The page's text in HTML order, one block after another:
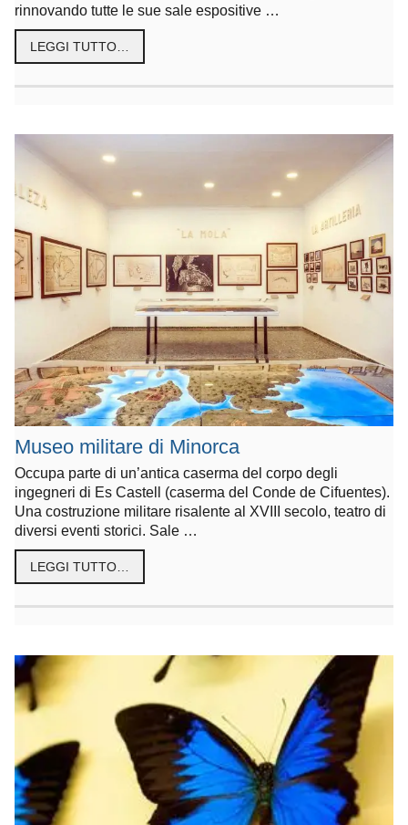
rinnovando tutte le sue sale espositive …
LEGGI TUTTO…
Museo militare di Minorca
Occupa parte di un’antica caserma del corpo degli
ingegneri di Es Castell (caserma del Conde de Cifuentes).
Una costruzione militare risalente al XVIII secolo, teatro di
diversi eventi storici. Sale …
LEGGI TUTTO…